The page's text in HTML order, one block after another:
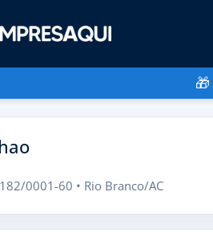
🎁
0001-60 • Rio Branco/AC